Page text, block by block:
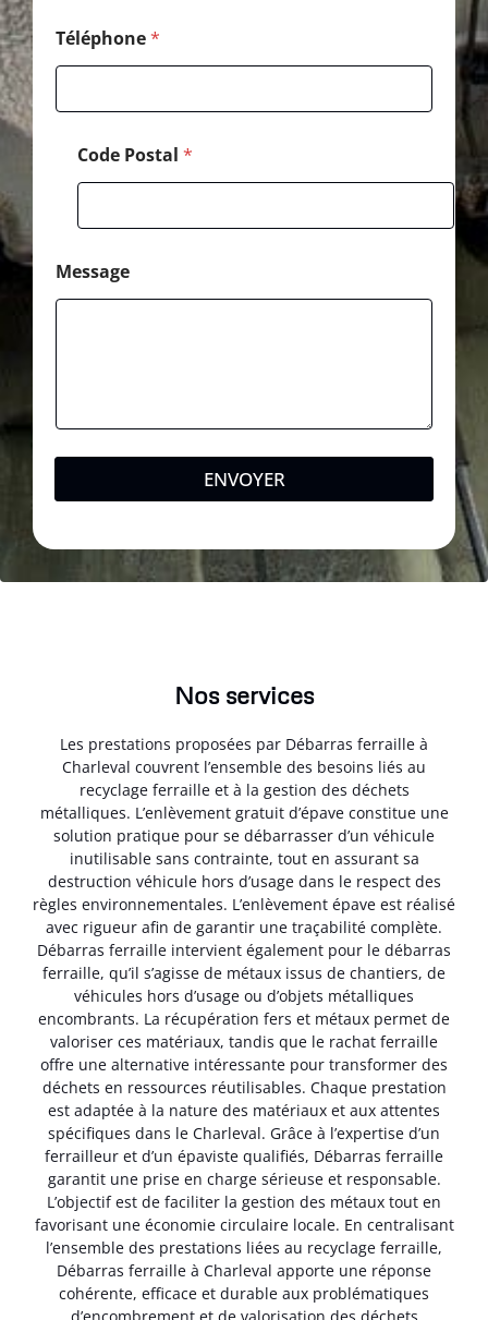
Téléphone*
Code Postal *
Message
ENVOYER
Nos services
Les prestations proposées par Débarras ferraille à
Charleval couvrent l’ensemble des besoins liés au
recyclage ferraille et à la gestion des déchets
métalliques. L’enlèvement gratuit d’épave constitue une
solution pratique pour se débarrasser d’un véhicule
inutilisable sans contrainte, tout en assurant sa
destruction véhicule hors d’usage dans le respect des
règles environnementales. L’enlèvement épave est réalisé
avec rigueur afin de garantir une traçabilité complète.
Débarras ferraille intervient également pour le débarras
ferraille, qu’il s’agisse de métaux issus de chantiers, de
véhicules hors d’usage ou d’objets métalliques
encombrants. La récupération fers et métaux permet de
valoriser ces matériaux, tandis que le rachat ferraille
offre une alternative intéressante pour transformer des
déchets en ressources réutilisables. Chaque prestation
est adaptée à la nature des matériaux et aux attentes
spécifiques dans le Charleval. Grâce à l’expertise d’un
ferrailleur et d’un épaviste qualifiés, Débarras ferraille
garantit une prise en charge sérieuse et responsable.
L’objectif est de faciliter la gestion des métaux tout en
favorisant une économie circulaire locale. En centralisant
l’ensemble des prestations liées au recyclage ferraille,
Débarras ferraille à Charleval apporte une réponse
cohérente, efficace et durable aux problématiques